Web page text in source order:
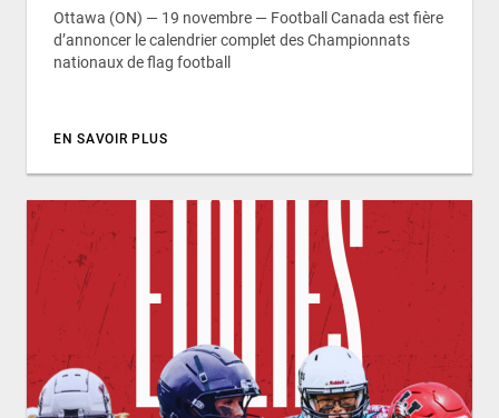
Ottawa (ON) — 19 novembre — Football Canada est fière
d’annoncer le calendrier complet des Championnats
nationaux de flag football
EN SAVOIR PLUS